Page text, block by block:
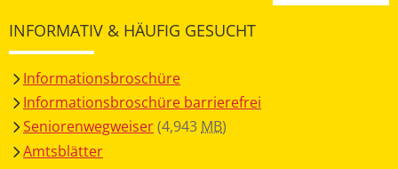
INFORMATIV & HÄUFIG GESUCHT
Informationsbroschüre
Informationsbroschüre barrierefrei
Seniorenwegweiser(4,943MB)
Amtsblätter